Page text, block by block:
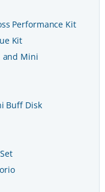
Performance Kit
Kit
and Mini
Buff Disk